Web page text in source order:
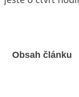
Obsah článku